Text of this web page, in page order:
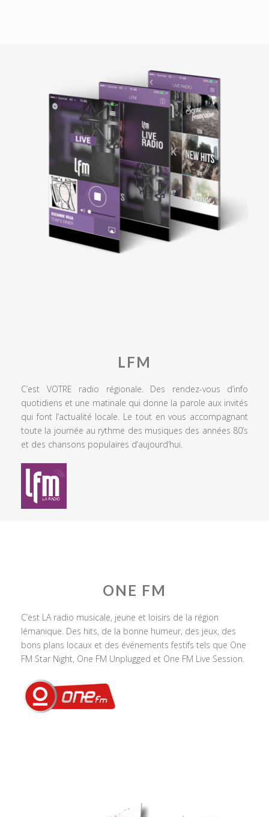
LFM
C’est VOTRE radio régionale. Des rendez-vous d’info
quotidiens et une matinale qui donne la parole aux invités
qui font l’actualité locale. Le tout en vous accompagnant
toute la journée au rythme des musiques des années 80’s
et des chansons populaires d’aujourd’hui.
ONE FM
C’est LA radio musicale, jeune et loisirs de la région
lémanique. Des hits, de la bonne humeur, des jeux, des
bons plans locaux et des événements festifs tels que One
FM Star Night, One FM Unplugged et One FM Live Session.